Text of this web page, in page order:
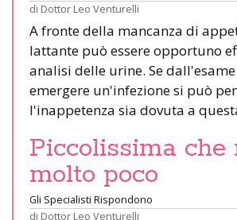
di Dottor Leo Venturelli
A fronte della mancanza di
lattante può essere opportuno
analisi delle urine. Se dall'esame
emergere un'infezione si può
l'inappetenza sia dovuta a
Piccolissima che
molto poco
Gli Specialisti Rispondono
di Dottor Leo Venturelli